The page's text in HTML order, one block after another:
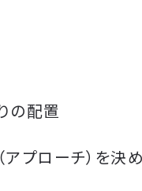
の配置
プローチ）を決